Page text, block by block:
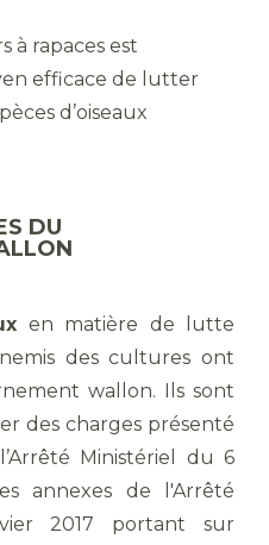
à rapaces est
efficace de lutter
d’oiseaux
DU
en matière de lutte
des cultures ont
wallon. Ils sont
des charges présenté
Ministériel du 6
annexes de l'Arrêté
2017 portant sur